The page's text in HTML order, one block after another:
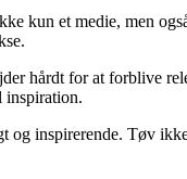
et medie, men
hårdt for at forblive
inspiration.
inspirerende. Tøv